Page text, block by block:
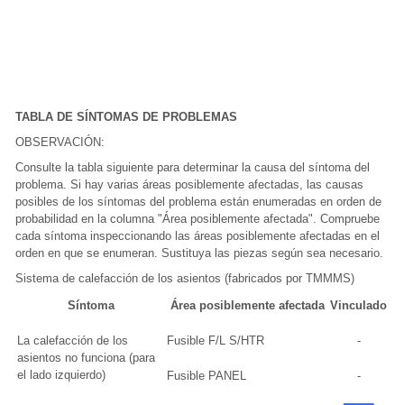
TABLA DE SÍNTOMAS DE PROBLEMAS
OBSERVACIÓN:
Consulte la tabla siguiente para determinar la causa del síntoma del
problema. Si hay varias áreas posiblemente afectadas, las causas
posibles de los síntomas del problema están enumeradas en orden de
probabilidad en la columna "Área posiblemente afectada". Compruebe
cada síntoma inspeccionando las áreas posiblemente afectadas en el
orden en que se enumeran. Sustituya las piezas según sea necesario.
Sistema de calefacción de los asientos (fabricados por TMMMS)
Síntoma
Área posiblemente afectada Vinculado
La calefacción de los
asientos no funciona (para
el lado izquierdo)
Fusible F/L S/HTR -
Fusible PANEL -